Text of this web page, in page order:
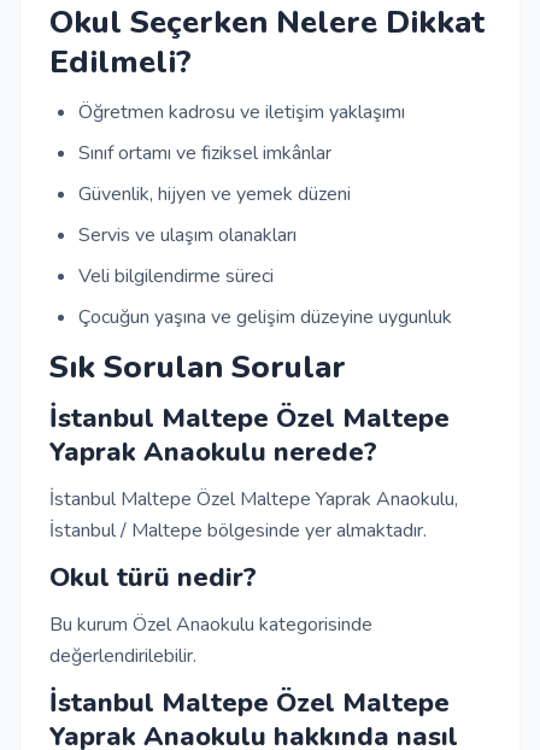
Okul Seçerken Nelere Dikkat
Edilmeli?
Öğretmen kadrosu ve iletişim yaklaşımı
Sınıf ortamı ve fiziksel imkânlar
Güvenlik, hijyen ve yemek düzeni
Servis ve ulaşım olanakları
Veli bilgilendirme süreci
Çocuğun yaşına ve gelişim düzeyine uygunluk
Sık Sorulan Sorular
İstanbul Maltepe Özel Maltepe
Yaprak Anaokulu nerede?
İstanbul Maltepe Özel Maltepe Yaprak Anaokulu,
İstanbul / Maltepe bölgesinde yer almaktadır.
Okul türü nedir?
Bu kurum Özel Anaokulu kategorisinde
değerlendirilebilir.
İstanbul Maltepe Özel Maltepe
Yaprak Anaokulu hakkında nasıl